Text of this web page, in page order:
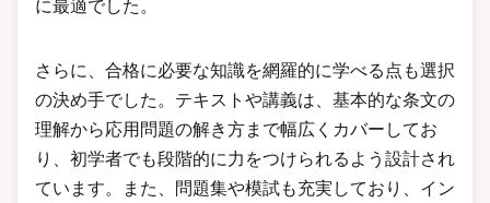
に最適でした。
さらに、合格に必要な知識を網羅的に学べる点も選択
の決め手でした。テキストや講義は、基本的な条文の
理解から応用問題の解き方まで幅広くカバーしてお
り、初学者でも段階的に力をつけられるよう設計され
ています。また、問題集や模試も充実しており、イン